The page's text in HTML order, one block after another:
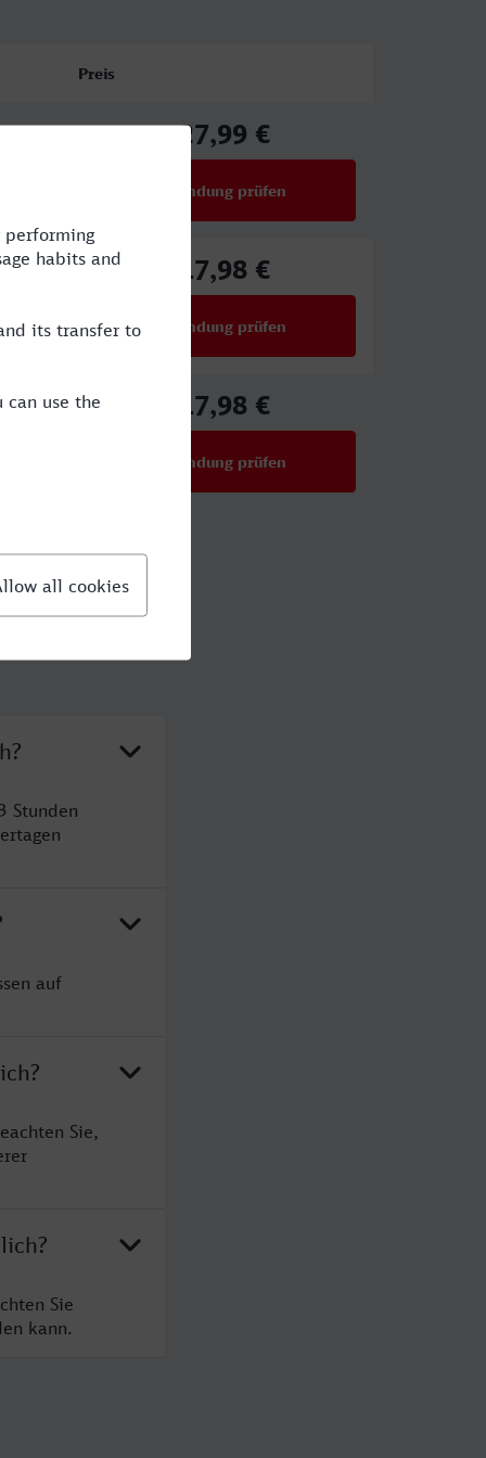
Preis
27,99 €
Verbindung prüfen
17,98 €
Verbindung prüfen
17,98 €
Verbindung prüfen
Stunden
auf
Sie,
Sie
kann.